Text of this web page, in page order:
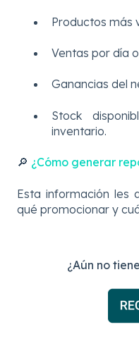
Productos más
Ventas por día
Ganancias del
Stock
inventario.
🔎 ¿Cómo generar
Esta información les
qué promocionar y
¿Aún no